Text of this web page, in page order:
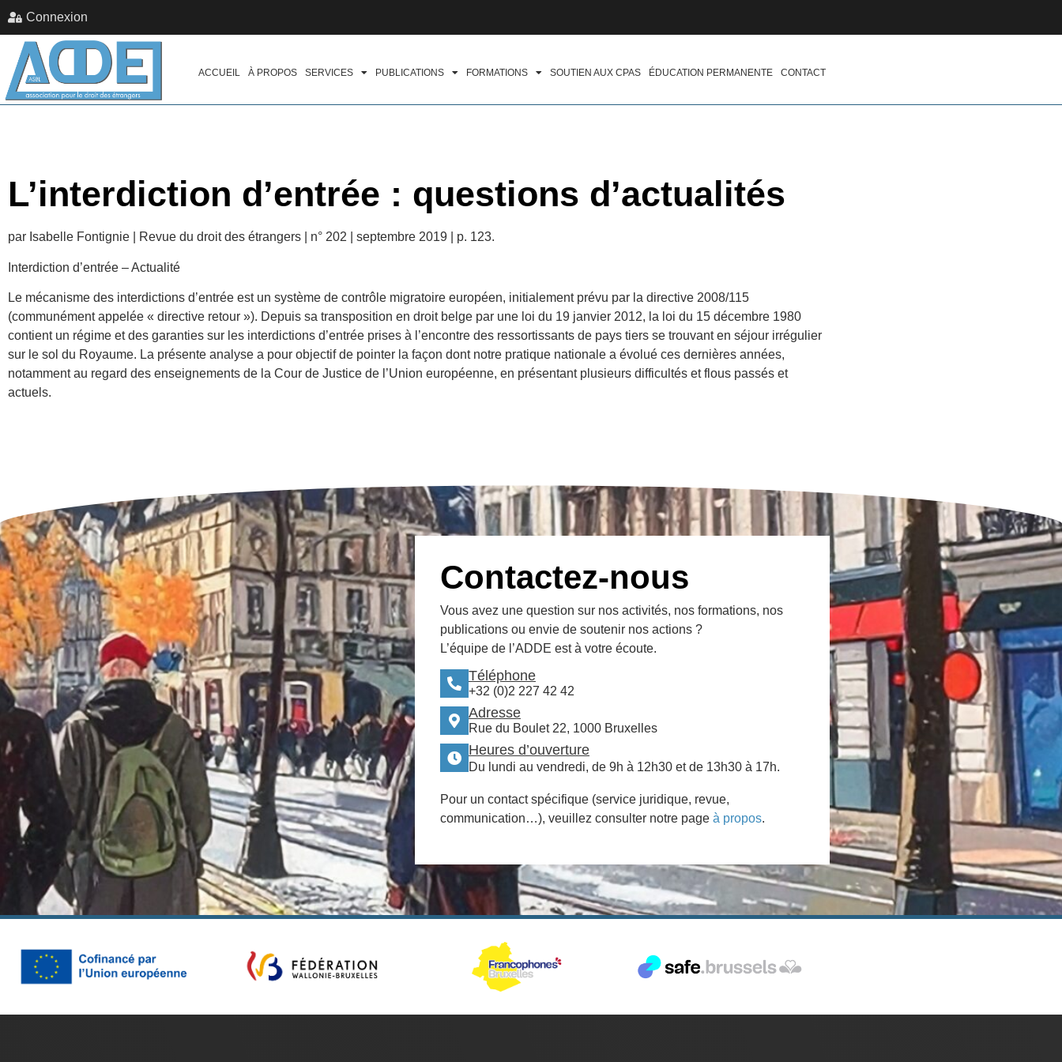
Connexion
ACCUEIL À PROPOS SERVICES PUBLICATIONS FORMATIONS SOUTIEN AUX CPAS ÉDUCATION PERMANENTE CONTACT
L’interdiction d’entrée : questions d’actualités
par Isabelle Fontignie | Revue du droit des étrangers | n° 202 | septembre 2019 | p. 123.
Interdiction d’entrée – Actualité
Le mécanisme des interdictions d’entrée est un système de contrôle migratoire européen, initialement prévu par la directive 2008/115
(communément appelée « directive retour »). Depuis sa transposition en droit belge par une loi du 19 janvier 2012, la loi du 15 décembre 1980
contient un régime et des garanties sur les interdictions d’entrée prises à l’encontre des ressortissants de pays tiers se trouvant en séjour irrégulier
sur le sol du Royaume. La présente analyse a pour objectif de pointer la façon dont notre pratique nationale a évolué ces dernières années,
notamment au regard des enseignements de la Cour de Justice de l’Union européenne, en présentant plusieurs difficultés et flous passés et
actuels.
Contactez-nous
Vous avez une question sur nos activités, nos formations, nos
publications ou envie de soutenir nos actions ?
L’équipe de l’ADDE est à votre écoute.
Téléphone
+32 (0)2 227 42 42
Adresse
Rue du Boulet 22, 1000 Bruxelles
Heures d’ouverture
Du lundi au vendredi, de 9h à 12h30 et de 13h30 à 17h.
Pour un contact spécifique (service juridique, revue,
communication…), veuillez consulter notre page à propos.